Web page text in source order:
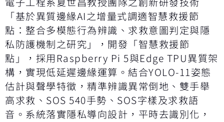
「基於異質邊緣AI之增量式調適智慧救援節
點：整合多模態行為辨識、求救意圖判定與隱
私防護機制之研究」，開發「智慧救援節
點」，採用Raspberry Pi 5與Edge TPU異質架
構，實現低延遲邊緣運算。結合YOLO-11姿態
估計與聲學特徵，精準辨識異常倒地、雙手舉
高求救、SOS 540手勢、SOS字樣及求救語
音。系統落實隱私導向設計，平時去識別化，